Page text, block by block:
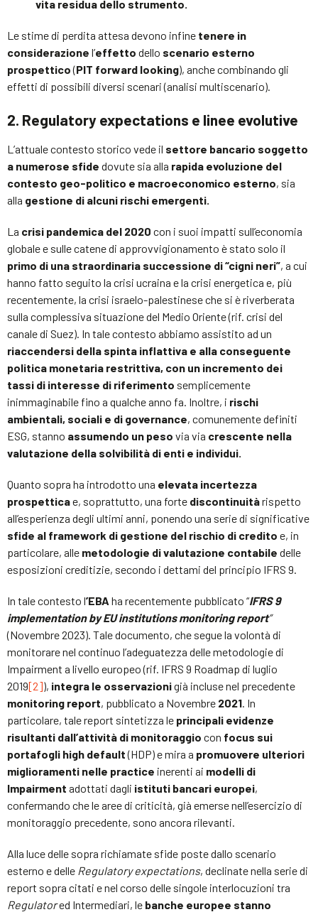
vita residua dello strumento.
Le stime di perdita attesa devono infine tenere in
considerazione l’effetto dello scenario esterno
prospettico(PIT forward looking), anche combinando gli
effetti di possibili diversi scenari (analisi multiscenario).
2. Regulatory expectations e linee evolutive
L’attuale contesto storico vede il settore bancario soggetto
a numerose sfide dovute sia alla rapida evoluzione del
contesto geo-politico e macroeconomico esterno, sia
alla gestione di alcuni rischi emergenti.
La crisi pandemica del 2020 con i suoi impatti sull’economia
globale e sulle catene di approvvigionamento è stato solo il
primo di una straordinaria successione di “cigni neri”, a cui
hanno fatto seguito la crisi ucraina e la crisi energetica e, più
recentemente, la crisi israelo-palestinese che si è riverberata
sulla complessiva situazione del Medio Oriente (rif. crisi del
canale di Suez). In tale contesto abbiamo assistito ad un
riaccendersi della spinta inflattiva e alla conseguente
politica monetaria restrittiva, con un incremento dei
tassi di interesse di riferimento semplicemente
inimmaginabile fino a qualche anno fa. Inoltre, i rischi
ambientali, sociali e di governance, comunemente definiti
ESG, stanno assumendo un peso via via crescente nella
valutazione della solvibilità di enti e individui.
Quanto sopra ha introdotto una elevata incertezza
prospetticae, soprattutto, una forte discontinuitàrispetto
all’esperienza degli ultimi anni, ponendo una serie di significative
sfide al framework di gestione del rischio di credito e, in
particolare, alle metodologie di valutazione contabile delle
esposizioni creditizie, secondo i dettami del principio IFRS 9.
In tale contesto l’EBA ha recentemente pubblicato “IFRS9
implementation by EU institutions monitoring report”
(Novembre 2023). Tale documento, che segue la volontà di
monitorare nel continuo l’adeguatezza delle metodologie di
Impairment a livello europeo (rif. IFRS 9 Roadmap di luglio
2019[2]), integra le osservazionigià incluse nel precedente
monitoring report, pubblicato a Novembre 2021. In
particolare, tale report sintetizza le principali evidenze
risultanti dall’attività di monitoraggio con focus sui
portafogli high default(HDP) e mira a promuovere ulteriori
miglioramenti nelle practice inerenti ai modelli di
Impairment adottati dagli istituti bancari europei,
confermando che le aree di criticità, già emerse nell’esercizio di
monitoraggio precedente, sono ancora rilevanti.
Alla luce delle sopra richiamate sfide poste dallo scenario
esterno e delle Regulatory expectations, declinate nella serie di
report sopra citati e nel corso delle singole interlocuzioni tra
Regulatored Intermediari, le banche europee stanno